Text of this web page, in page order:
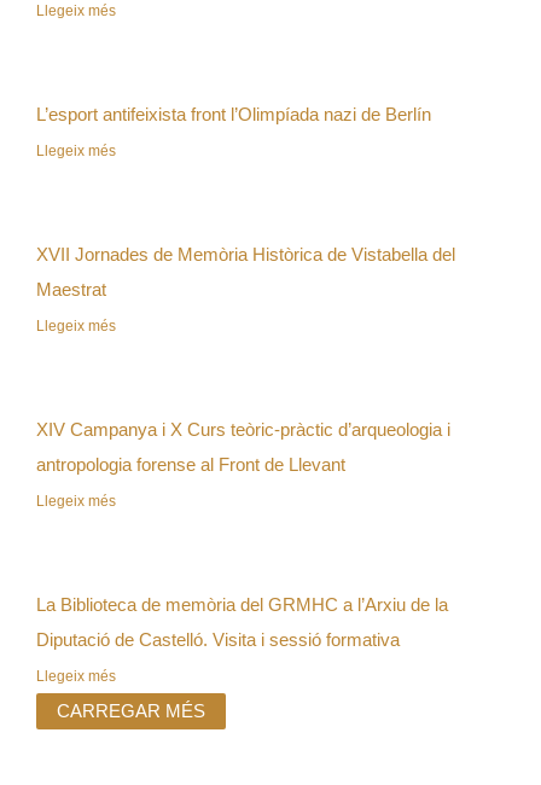
Llegeix més
L’esport antifeixista front l’Olimpíada nazi de Berlín
Llegeix més
XVII Jornades de Memòria Històrica de Vistabella del
Maestrat
Llegeix més
XIV Campanya i X Curs teòric-pràctic d’arqueologia i
antropologia forense al Front de Llevant
Llegeix més
La Biblioteca de memòria del GRMHC a l’Arxiu de la
Diputació de Castelló. Visita i sessió formativa
Llegeix més
CARREGAR MÉS